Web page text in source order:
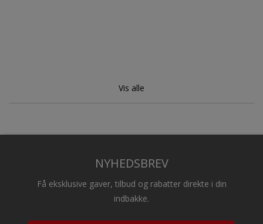
Vis alle
NYHEDSBREV
Få eksklusive gaver, tilbud og rabatter direkte i din
indbakke.